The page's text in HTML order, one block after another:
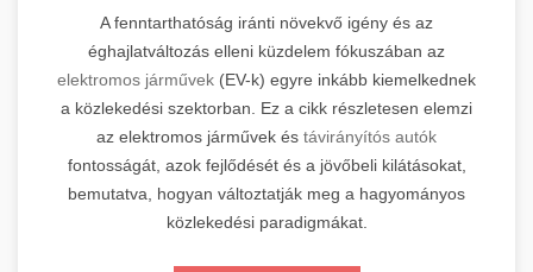
A fenntarthatóság iránti növekvő igény és az
éghajlatváltozás elleni küzdelem fókuszában az
elektromos járművek (EV-k) egyre inkább kiemelkednek
a közlekedési szektorban. Ez a cikk részletesen elemzi
az elektromos járművek és távirányítós autók
fontosságát, azok fejlődését és a jövőbeli kilátásokat,
bemutatva, hogyan változtatják meg a hagyományos
közlekedési paradigmákat.